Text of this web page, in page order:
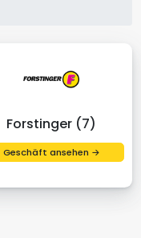
Forstinger (7)
Geschäft ansehen →